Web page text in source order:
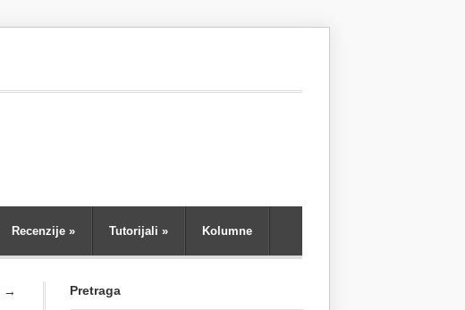
Recenzije » Tutorijali » Kolumne
→ Pretraga